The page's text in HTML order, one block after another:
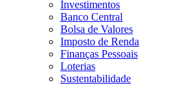
Investimentos
Banco Central
Bolsa de Valores
Imposto de Renda
Finanças Pessoais
Loterias
Sustentabilidade